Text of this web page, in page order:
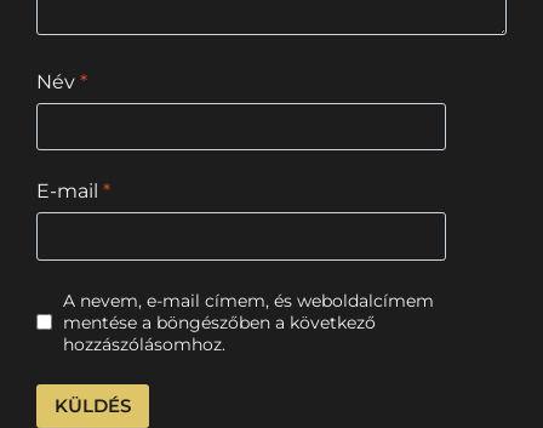
Név *
E-mail *
A nevem, e-mail címem, és weboldalcímem
mentése a böngészőben a következő
hozzászólásomhoz.